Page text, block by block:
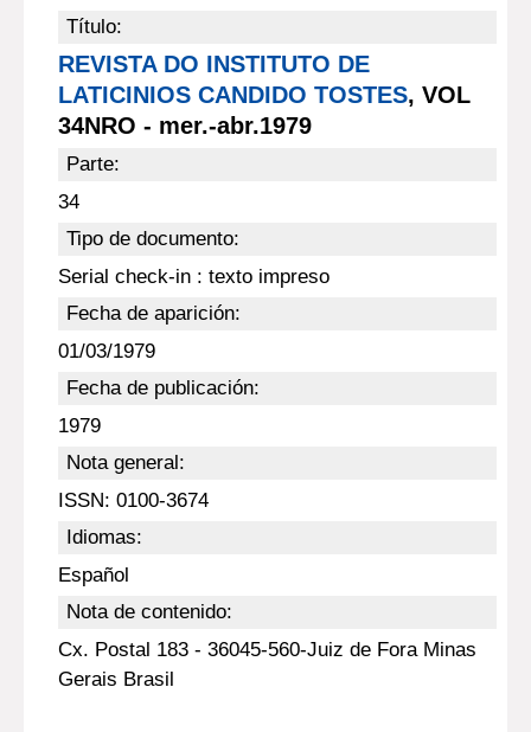
Título:
REVISTA DO INSTITUTO DE
LATICINIOS CANDIDO TOSTES, VOL
34NRO - mer.-abr.1979
Parte:
34
Tipo de documento:
Serial check-in : texto impreso
Fecha de aparición:
01/03/1979
Fecha de publicación:
1979
Nota general:
ISSN: 0100-3674
Idiomas:
Español
Nota de contenido:
Cx. Postal 183 - 36045-560-Juiz de Fora Minas
Gerais Brasil